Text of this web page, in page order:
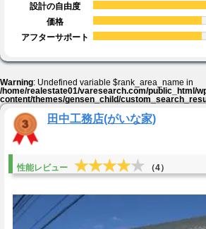
設計の自由度
価格
アフターサポート
Warning: Undefined variable $rank_area_name in
/home/realestate01/varesearch.com/public_html/
content/themes/gensen_child/
田中工務店(がいな家)
性能レビュー ★★★★★
★★★★★ （4）